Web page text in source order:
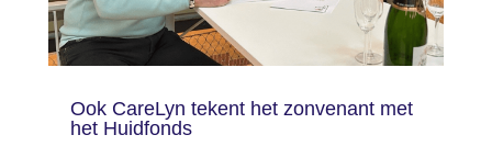
Ook CareLyn tekent het zonvenant met
het Huidfonds